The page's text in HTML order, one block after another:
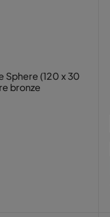
Sphere (120 x 30
bronze